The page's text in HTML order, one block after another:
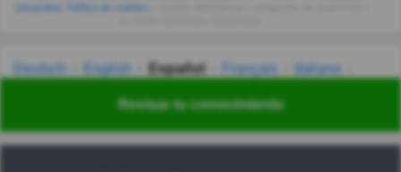
Revisar tu conocimiento
privacidad
Deutsch English Español Français
Italiano
Українська हिन्दी 한국어 汉语